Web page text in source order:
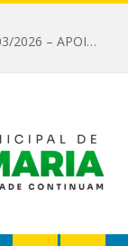
EDITAL DE CHAMAMENTO PÚBLICO Nº 003/2026 – APOIO À INFRAESTRUTURA CULTURAL